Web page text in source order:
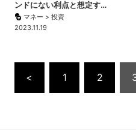
ンドにない利点と想定す…
マネー > 投資
2023.11.19
< 1 2